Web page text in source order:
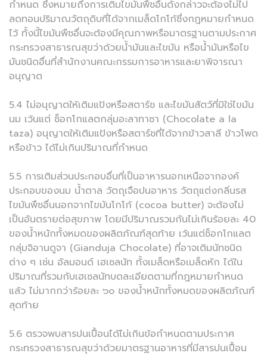
กำหนด ซึ่งหมายถึงการเติมไขมันพืชอื่นดังกล่าวจะต้องไม่ไป
ลดทอนปริมาณวัตถุดิบที่ได้จากเมล็ดโกโก้ซึ่งกฎหมายกำหนด
ไว้ ทั้งนี้ไขมันพืชอื่นจะต้องมีคุณภาพหรือมาตรฐานตามประกาศ
กระทรวงสาธารณสุขว่าด้วยน้ำมันและไขมัน หรือน้ำมันหรือไข
มันชนิดอื่นที่สำนักงานคณะกรรมการอาหารและยาพิจารณา
อนุญาต
5.4 ไม่อนุญาตให้เติมแป้งหรือสตาร์ช และไขมันสัตว์ที่มิใช่ไขมัน
นม เว้นแต่ ช็อกโกแลตกลุ่มอะลาทาซา (Chocolate a la
taza) อนุญาตให้เติมแป้งหรือสตาร์ชที่ได้จากข้าวสาลี ข้าวโพด
หรือข้าว ได้ไม่เกินปริมาณที่กำหนด
5.5 การเติมส่วนประกอบอื่นที่เป็นอาหารนอกเหนือจากองค์
ประกอบของนม น้ำตาล วัตถุเจือปนอาหาร วัตถุแต่งกลิ่นรส
ไขมันพืชอื่นนอกจากไขมันโกโก้ (cocoa butter) จะต้องไม่
เป็นอันตรายต่อสุขภาพ โดยมีปริมาณรวมกันไม่เกินร้อยละ 40
ของน้ำหนักทั้งหมดของผลิตภัณฑ์สุดท้าย เว้นแต่ช็อกโกแลต
กลุ่มจิอานดูจา (Gianduja Chocolate) ที่อาจเติมนัทชนิด
ต่าง ๆ เช่น อัลมอนด์ เฮเซลนัท ทั้งเมล็ดหรือเมล็ดหัก ได้ใน
ปริมาณที่รวมกับเฮเซลนัทบดละเอียดตามที่กฎหมายกำหนด
แล้ว ไม่มากกว่าร้อยละ ๖๐ ของน้ำหนักทั้งหมดของผลิตภัณฑ์
สุดท้าย
5.6 ตรวจพบสารปนเปื้อนได้ไม่เกินข้อกำหนดตามประกาศ
กระทรวงสาธารณสุขว่าด้วยมาตรฐานอาหารที่มีสารปนเปื้อน